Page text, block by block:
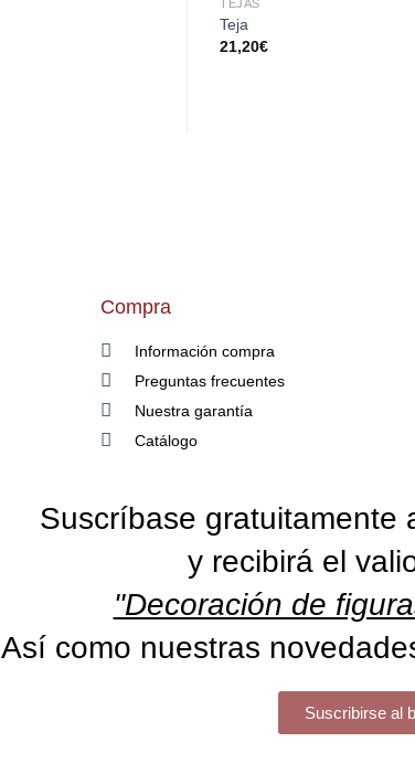
TEJAS
Teja
21,20€
Compra
Información compra
Preguntas frecuentes
Nuestra garantía
Catálogo
Suscríbase gratuitamente
y recibirá el
"Decoración de
Así como nuestras
Suscribirse al